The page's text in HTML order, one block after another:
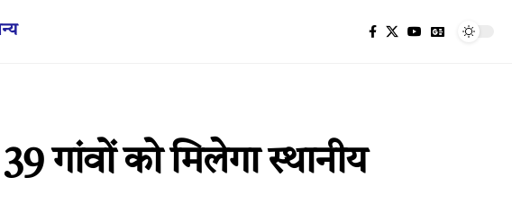
गांवों को मिलेगा स्थानीय